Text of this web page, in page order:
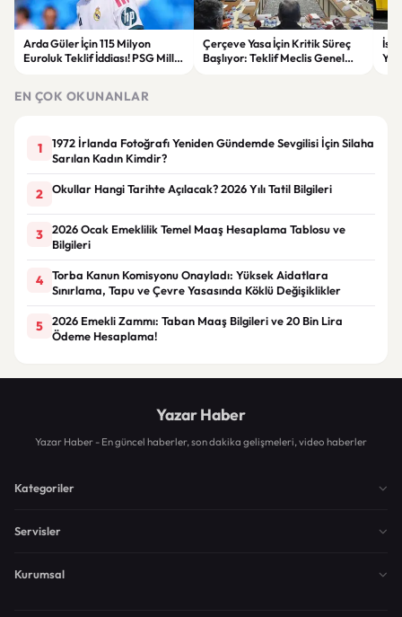
Arda Güler İçin 115 Milyon
Euroluk Teklif İddiası! PSG Milli
Çerçeve Yasa İçin Kritik Süreç
Başlıyor: Teklif Meclis Genel
EN ÇOK OKUNANLAR
1
1972 İrlanda Fotoğrafı Yeniden Gündemde Sevgilisi İçin Silaha
Sarılan Kadın Kimdir?
2 Okullar Hangi Tarihte Açılacak? 2026 Yılı Tatil Bilgileri
3
2026 Ocak Emeklilik Temel Maaş Hesaplama Tablosu ve
Bilgileri
4
Torba Kanun Komisyonu Onayladı: Yüksek Aidatlara
Sınırlama, Tapu ve Çevre Yasasında Köklü Değişiklikler
5
2026 Emekli Zammı: Taban Maaş Bilgileri ve 20 Bin Lira
Ödeme Hesaplama!
Yazar Haber
Yazar Haber - En güncel haberler, son dakika gelişmeleri, video haberler
Kategoriler
Servisler
Kurumsal